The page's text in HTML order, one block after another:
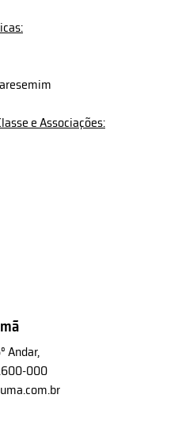
e Associações:
Andar,
000